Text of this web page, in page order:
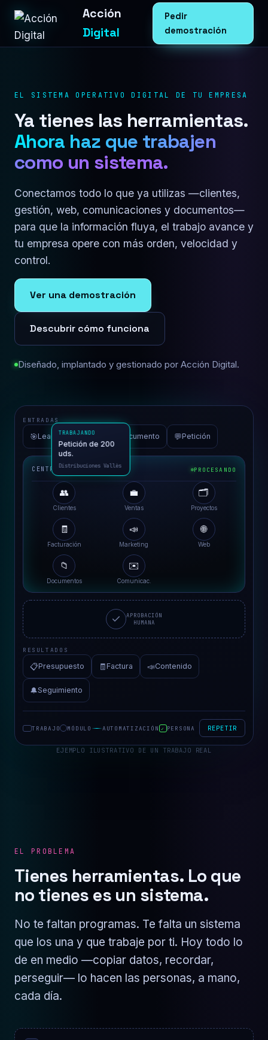
Acción
Digital
Pedir
demostración
EL SISTEMA OPERATIVO DIGITAL DE TU EMPRESA
Ya tienes las herramientas.
Ahora haz que trabajen
como un sistema.
Conectamos todo lo que ya utilizas —clientes,
gestión, web, comunicaciones y documentos—
para que la información fluya, el trabajo avance y
tu empresa opere con más orden, velocidad y
control.
Ver una demostración
Descubrir cómo funciona
Diseñado, implantado y gestionado por Acción Digital.
ENTRADAS
🎯Lead 📮Email Documento 💬Petición
CENTRO DE OPERACIONES PROCESANDO
👥
Clientes
💼
Ventas
🗂️
Proyectos
🧾
Facturación
📣
Marketing
🌐
Web
📁
Documentos
✉️
Comunicac.
APROBACIÓN
HUMANA
RESULTADOS
📋Presupuesto 🧾Factura 📣Contenido
🔔Seguimiento
TRABAJANDO
Distribuciones Vallès
TRABAJO MÓDULO AUTOMATIZACIÓN ✓ PERSONA REPETIR
EJEMPLO ILUSTRATIVO DE UN TRABAJO REAL
EL PROBLEMA
Tienes herramientas. Lo que
no tienes es un sistema.
No te faltan programas. Te falta un sistema
que los una y que trabaje por ti. Hoy todo lo
de en medio —copiar datos, recordar,
perseguir— lo hacen las personas, a mano,
cada día.